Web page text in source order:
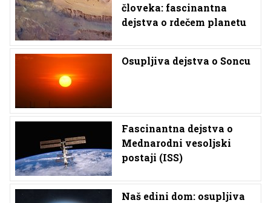
človeka: fascinantna
dejstva o rdečem planetu
Osupljiva dejstva o Soncu
Fascinantna dejstva o
Mednarodni vesoljski
postaji (ISS)
Naš edini dom: osupljiva